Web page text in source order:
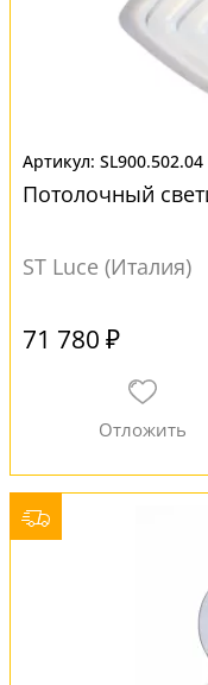
SL900.502.04
Потолочный
ST Luce (Италия)
71 780 ₽